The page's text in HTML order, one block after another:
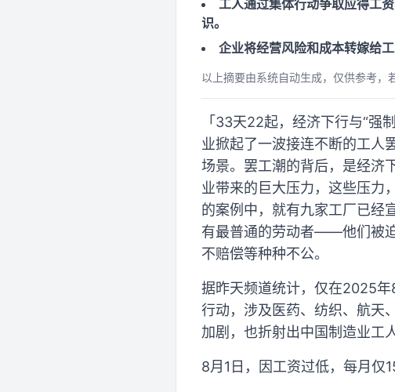
工人通过集体行动争取应得工
识。
企业将经营风险和成本转嫁给
以上摘要由系统自动生成，仅供参考，
「33天22起，经济下行与“强
业掀起了一波接连不断的工人
场景。罢工潮的背后，是经济
业带来的巨大压力，这些压力
的案例中，就有九家工厂已经
有最普通的劳动者——他们被
不赔偿等种种不公。
据昨天频道统计，仅在2025
行动，涉及医药、纺织、航天
加剧，也折射出中国制造业工
8月1日，因工资过低，每月仅